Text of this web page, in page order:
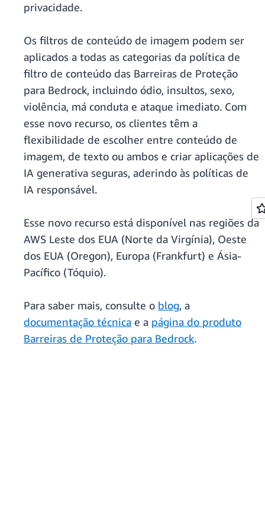
privacidade.
Os filtros de conteúdo de imagem podem ser
aplicados a todas as categorias da política de
filtro de conteúdo das Barreiras de Proteção
para Bedrock, incluindo ódio, insultos, sexo,
violência, má conduta e ataque imediato. Com
esse novo recurso, os clientes têm a
flexibilidade de escolher entre conteúdo de
imagem, de texto ou ambos e criar aplicações de
IA generativa seguras, aderindo às políticas de
IA responsável.
Esse novo recurso está disponível nas regiões da
AWS Leste dos EUA (Norte da Virgínia), Oeste
dos EUA (Oregon), Europa (Frankfurt) e Ásia-
Pacífico (Tóquio).
Para saber mais, consulte o blog, a
documentação técnica e a página do produto
Barreiras de Proteção para Bedrock.